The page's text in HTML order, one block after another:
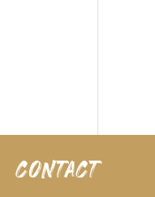
CONTACT